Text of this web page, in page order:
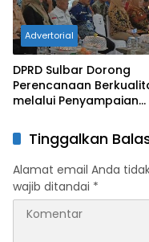
Advertorial
DPRD Sulbar Dorong
Perencanaan
melalui Penyampaian
Tinggalkan
Alamat email Anda
wajib ditandai *